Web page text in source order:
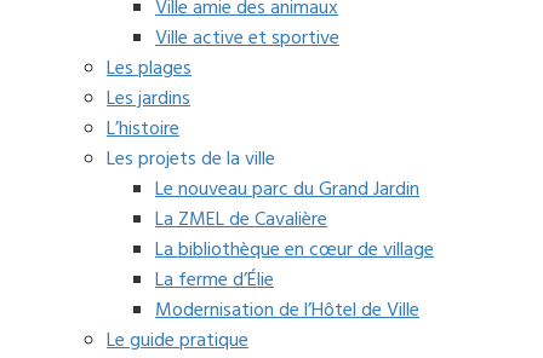
Ville amie des animaux
Ville active et sportive
Les plages
Les jardins
L’histoire
Les projets de la ville
Le nouveau parc du Grand Jardin
La ZMEL de Cavalière
La bibliothèque en cœur de village
La ferme d’Élie
Modernisation de l’Hôtel de Ville
Le guide pratique